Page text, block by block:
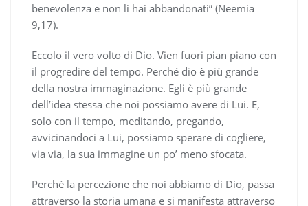
benevolenza e non li hai abbandonati” (Neemia
9,17).
Eccolo il vero volto di Dio. Vien fuori pian piano con
il progredire del tempo. Perché dio è più grande
della nostra immaginazione. Egli è più grande
dell’idea stessa che noi possiamo avere di Lui. E,
solo con il tempo, meditando, pregando,
avvicinandoci a Lui, possiamo sperare di cogliere,
via via, la sua immagine un po’ meno sfocata.
Perché la percezione che noi abbiamo di Dio, passa
attraverso la storia umana e si manifesta attraverso